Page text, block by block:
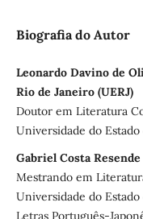
Biografia do Autor
Leonardo Davino de
Rio de Janeiro (UERJ)
Doutor em Literatura
Universidade do
Gabriel Costa
Mestrando em
Universidade do
Letras Português-